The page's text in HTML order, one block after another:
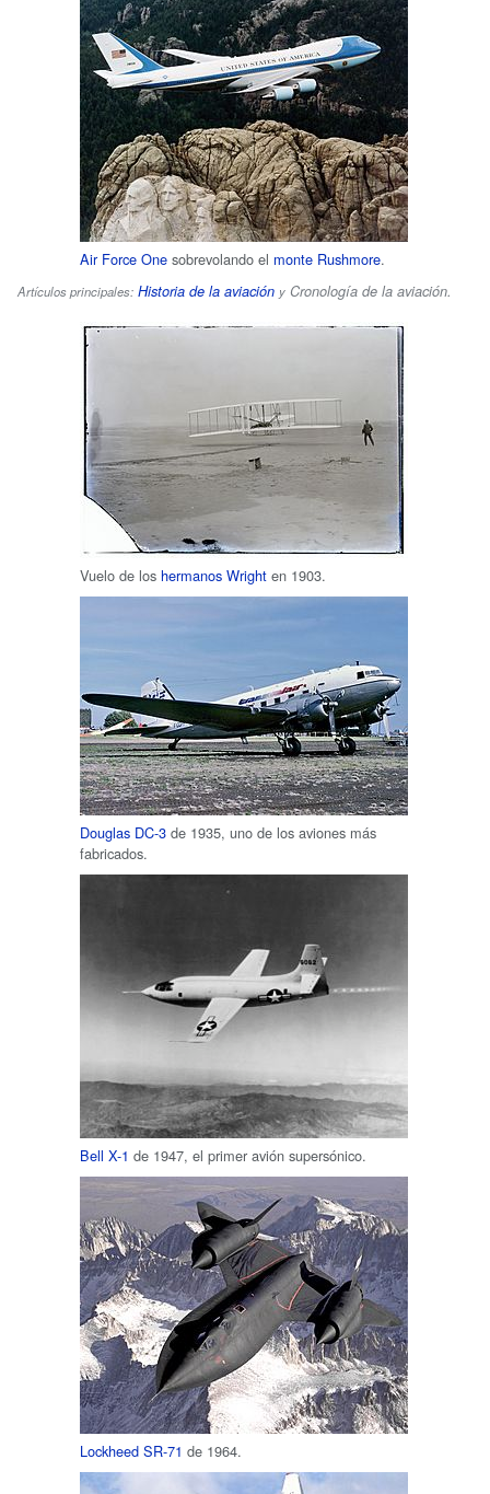
Air Force One sobrevolando el monte Rushmore.
Artículos principales: Historia de la aviación y Cronología de la aviación.
Vuelo de los hermanos Wright en 1903.
Douglas DC-3 de 1935, uno de los aviones más
fabricados.
Bell X-1 de 1947, el primer avión supersónico.
Lockheed SR-71 de 1964.